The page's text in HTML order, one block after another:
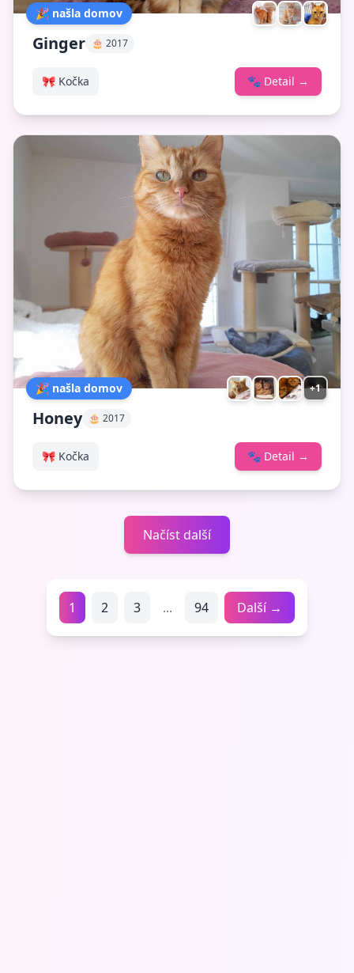
🎉 našla domov
Ginger 🎂 2017
🎀 Kočka 🐾 Detail →
🎉 našla domov +1
Honey 🎂 2017
🎀 Kočka 🐾 Detail →
Načíst další
1 2 3 ... 94 Další →